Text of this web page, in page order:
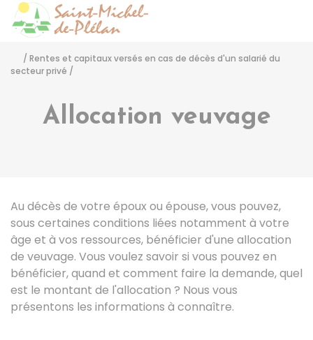
/ Rentes et capitaux versés en cas de décès d'un salarié du
secteur privé /
Allocation veuvage
Au décès de votre époux ou épouse, vous pouvez,
sous certaines conditions liées notamment à votre
âge et à vos ressources, bénéficier d'une allocation
de veuvage. Vous voulez savoir si vous pouvez en
bénéficier, quand et comment faire la demande, quel
est le montant de l'allocation ? Nous vous
présentons les informations à connaître.